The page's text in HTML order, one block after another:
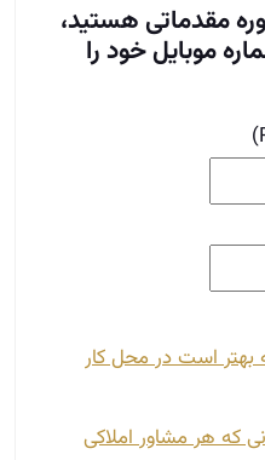
مقدماتی هستید،
موبایل خود را
بهتر است در محل کار
که هر مشاور املاکی